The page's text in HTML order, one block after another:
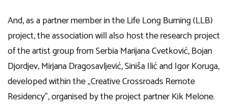
And, as a partner member in the Life Long Burning (LLB)
project, the association will also host the research project
of the artist group from Serbia Marijana Cvetković, Bojan
Djordjev, Mirjana Dragosavljević, Siniša Ilić and Igor Koruga,
developed within the „Creative Crossroads Remote
Residency”, organised by the project partner Kik Melone.